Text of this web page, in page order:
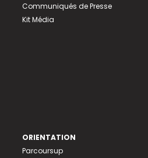
Communiqués de Presse
Kit Média
ORIENTATION
Parcoursup